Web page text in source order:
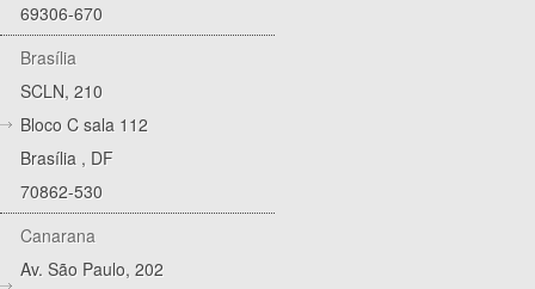
69306-670
Brasília
SCLN, 210
Bloco C sala 112
Brasília , DF
70862-530
Canarana
Av. São Paulo, 202